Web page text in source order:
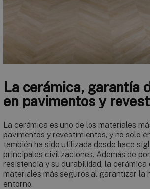
La cerámica, garantía
en pavimentos y
La cerámica es uno de los materiales
pavimentos y revestimientos, y no solo
también ha sido utilizada desde hace
principales civilizaciones. Además de
resistencia y su durabilidad, la cerámica
materiales más seguros al garantizar la
entorno.